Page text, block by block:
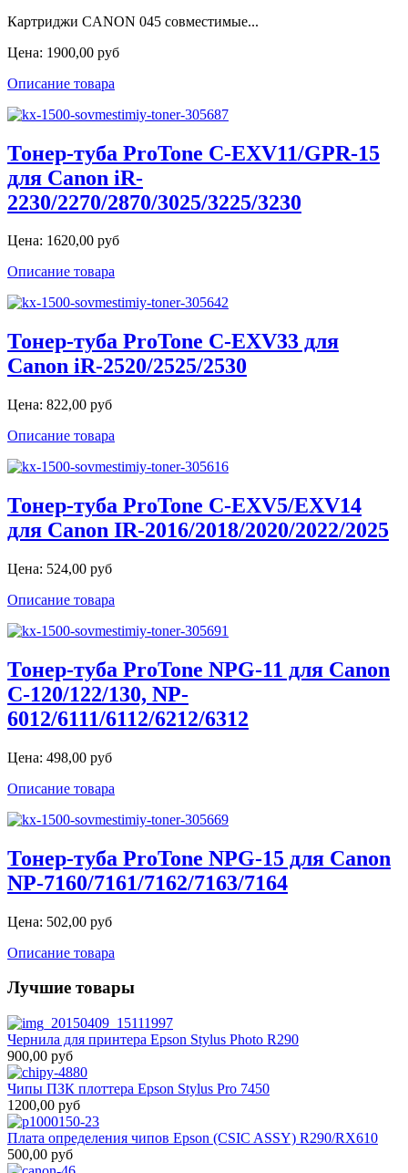
Картриджи CANON 045 совместимые...
Цена: 1900,00 руб
Описание товара
Тонер-туба ProTone C-EXV11/GPR-15
для Canon iR-
2230/2270/2870/3025/3225/3230
Цена: 1620,00 руб
Описание товара
Тонер-туба ProTone C-EXV33 для
Canon iR-2520/2525/2530
Цена: 822,00 руб
Описание товара
Тонер-туба ProTone C-EXV5/EXV14
для Canon IR-2016/2018/2020/2022/2025
Цена: 524,00 руб
Описание товара
Тонер-туба ProTone NPG-11 для Canon
C-120/122/130, NP-
6012/6111/6112/6212/6312
Цена: 498,00 руб
Описание товара
Тонер-туба ProTone NPG-15 для Canon
NP-7160/7161/7162/7163/7164
Цена: 502,00 руб
Описание товара
Лучшие товары
Чернила для принтера Epson Stylus Photo R290
900,00 руб
Чипы ПЗК плоттера Epson Stylus Pro 7450
1200,00 руб
Плата определения чипов Epson (CSIC ASSY) R290/RX610
500,00 руб